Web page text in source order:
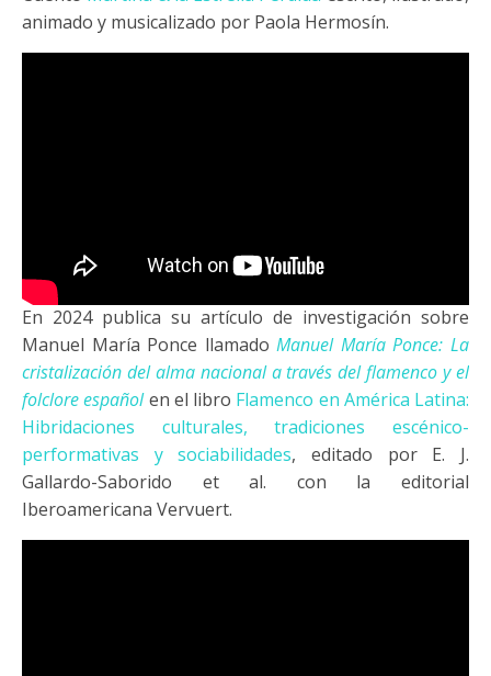
animado y musicalizado por Paola Hermosín.
En 2024 publica su artículo de investigación sobre
Manuel María Ponce llamadoManuel María Ponce: La
cristalización del alma nacional a través del flamenco y el
folclore españolen el libro Flamenco en América Latina:
Hibridaciones culturales, tradiciones escénico-
performativas y sociabilidades, editado por E. J.
Gallardo-Saborido et al. con la editorial
Iberoamericana Vervuert.